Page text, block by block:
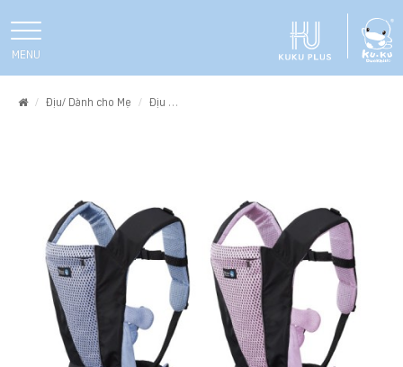
MENU
HomeĐịu/ Dành cho Mẹ Địu